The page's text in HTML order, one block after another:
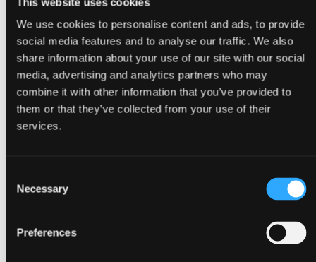
We use cookies to personalise content and ads, to provide
social media features and to analyse our traffic. We also
share information about your use of our site with our social
media, advertising and analytics partners who may
combine it with other information that you’ve provided to
them or that they’ve collected from your use of their
services.
Selection
Necessary
Preferences
Weekendbrunch ved vandet